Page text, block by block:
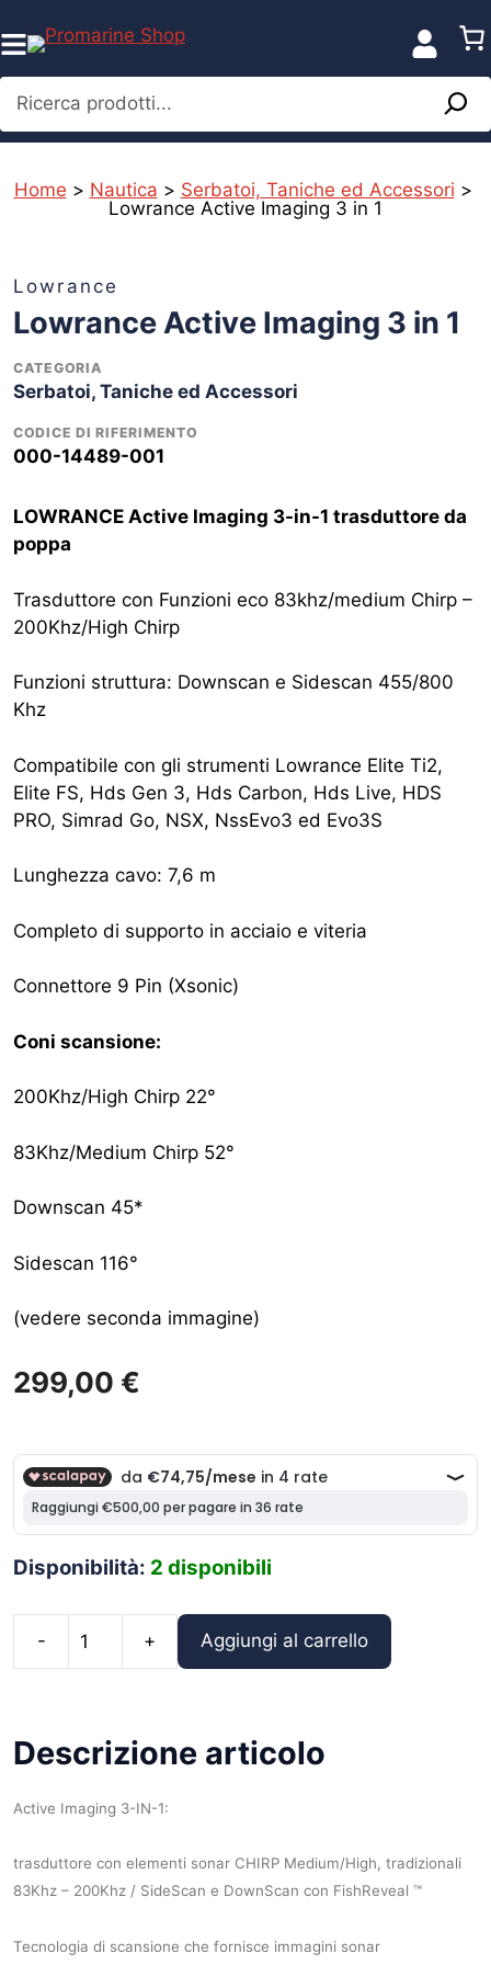
al
Ricerca prodotti...
Home > Nautica > Serbatoi, Taniche ed Accessori >
Lowrance Active Imaging 3 in 1
Lowrance
Lowrance Active Imaging 3 in 1
CATEGORIA
Serbatoi, Taniche ed Accessori
CODICE DI RIFERIMENTO
000-14489-001
LOWRANCE Active Imaging 3-in-1 trasduttore da
poppa
Trasduttore con Funzioni eco 83khz/medium Chirp –
200Khz/High Chirp
Funzioni struttura: Downscan e Sidescan 455/800
Khz
Compatibile con gli strumenti Lowrance Elite Ti2,
Elite FS, Hds Gen 3, Hds Carbon, Hds Live, HDS
PRO, Simrad Go, NSX, NssEvo3 ed Evo3S
Lunghezza cavo: 7,6 m
Completo di supporto in acciaio e viteria
Connettore 9 Pin (Xsonic)
Coni scansione:
200Khz/High Chirp 22°
83Khz/Medium Chirp 52°
Downscan 45*
Sidescan 116°
(vedere seconda immagine)
299,00 €
Disponibilità: 2 disponibili
Lowrance
in
quantità
Aggiungi al carrello
Descrizione articolo
Active Imaging 3-IN-1:
trasduttore con elementi sonar CHIRP Medium/High, tradizionali
83Khz – 200Khz / SideScan e DownScan con FishReveal ™
Tecnologia di scansione che fornisce immagini sonar